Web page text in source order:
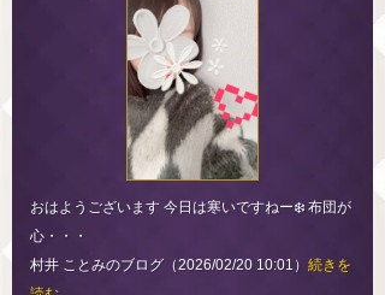
おはようございます 今日は寒いですねー❄️ 布団が
心・・・
村井 ことみのブログ（2026/02/20 10:01） 続きを